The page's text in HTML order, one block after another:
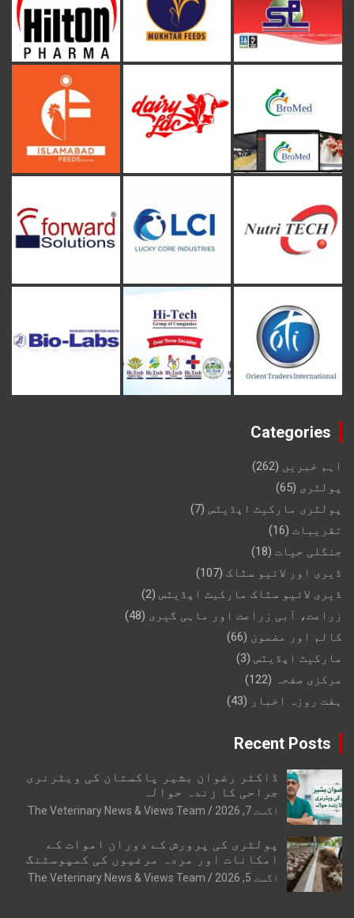
Categories
اہم خبریں (262)
پولٹری (65)
پولٹری مارکیٹ اپڈیٹس (7)
تقریبات (16)
جنگلی حیات (18)
ڈیری اور لائیو سٹاک (107)
ڈیری لائیو سٹاک مارکیٹ اپڈیٹس (2)
زراعت، آبی زراعت اور ماہی گیری (48)
کالم اور مضمون (66)
مارکیٹ اپڈیٹس (3)
مرکزی صفحہ (122)
ہفت روزہ اخبار (43)
Recent Posts
ڈاکٹر رضوان بشیر پاکستان کی ویٹرنری
جراحی کا زندہ حوالہ
اگست 7, 2026 The Veterinary News & Views Team
پولٹری کی پرورش کے دوران اموات کے
امکانات اور مردہ مرغیوں کی کمپوسٹنگ
اگست 5, 2026 The Veterinary News & Views Team